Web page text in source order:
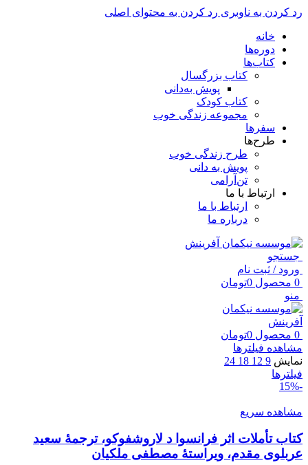
رد کردن به ناوبری رد کردن به محتوای اصلی
خانه
دوره‌ها
کتاب‌ها
کتاب بزرگسال
پویش به‌دانی
کتاب کودک
مجموعه زندگی خوب
سفرها
طرح‌ها
طرح زندگی خوب
پویش به دانی
تن‌آرامی
ارتباط با ما
ارتباط با ما
درباره ما
جستجو
ورود / ثبت نام
0 محصول 0تومان
منو
0 محصول 0تومان
مشاهده فیلترها
نمایش 9
12
18
24
فیلترها
-15%
مشاهده سریع
کتاب تأملات اثر فرانسوا د لاروشفوکو، ترجمۀ سعید
عربلوی مقدم، ویراستۀ مصطفی ملکیان